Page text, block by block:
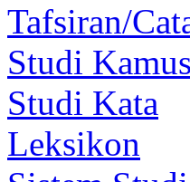
Tafsiran/
Studi Kamus
Studi Kata
Leksikon